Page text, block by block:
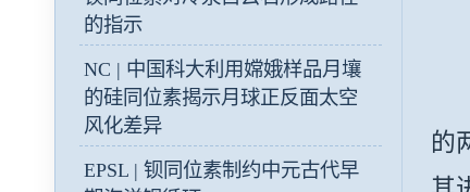
的指示
NC | 中国科大利用嫦娥样品月壤
的硅同位素揭示月球正反面太空
风化差异
EPSL | 钡同位素制约中元古代早
的